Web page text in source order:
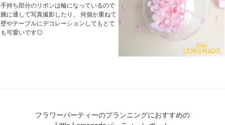
手持ち部分のリボンは輪になっているので
腕に通して写真撮影したり、 何個か重ねて
壁やテーブルにデコレーションしてもとて
も可愛いです◎
フラワーパーティーのプランニングにおすすめの